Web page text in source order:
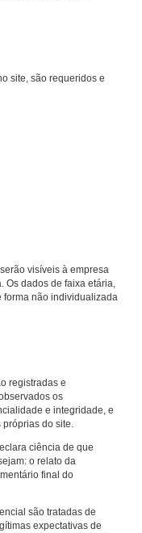
site, são requeridos e
visíveis à empresa
Os dados de faixa etária,
forma não individualizada
registradas e
os
e integridade, e
do site.
ciência de que
o relato da
final do
são tratadas de
expectativas de